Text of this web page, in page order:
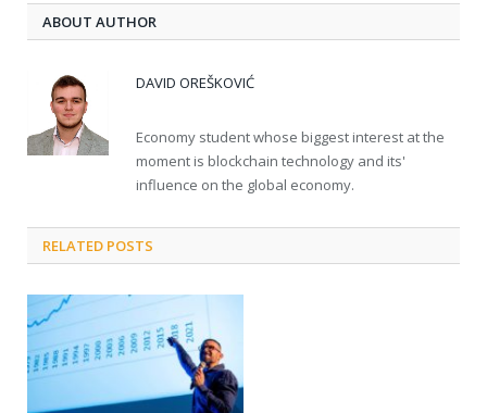
ABOUT AUTHOR
DAVID OREŠKOVIĆ
Economy student whose biggest interest at the
moment is blockchain technology and its'
influence on the global economy.
RELATED POSTS